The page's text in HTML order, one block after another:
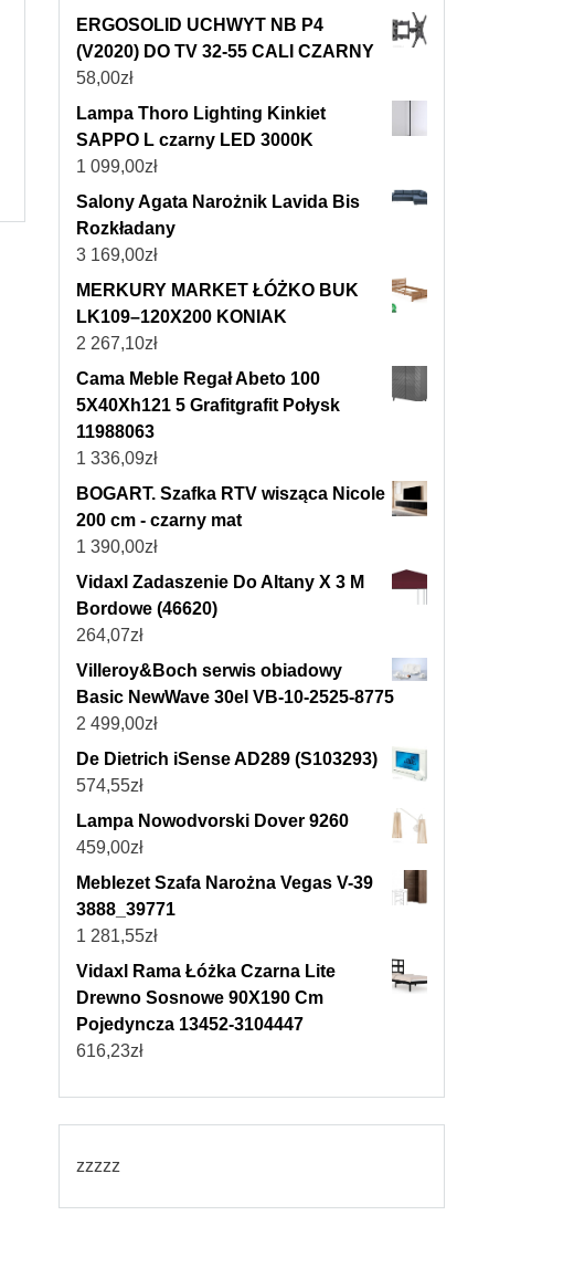
ERGOSOLID UCHWYT NB P4
(V2020) DO TV 32-55 CALI CZARNY
58,00zł
Lampa Thoro Lighting Kinkiet
SAPPO L czarny LED 3000K
1 099,00zł
Salony Agata Narożnik Lavida Bis
Rozkładany
3 169,00zł
MERKURY MARKET ŁÓŻKO BUK
LK109–120X200 KONIAK
2 267,10zł
Cama Meble Regał Abeto 100
5X40Xh121 5 Grafitgrafit Połysk
11988063
1 336,09zł
BOGART. Szafka RTV wisząca Nicole
200 cm - czarny mat
1 390,00zł
Vidaxl Zadaszenie Do Altany X 3 M
Bordowe (46620)
264,07zł
Villeroy&Boch serwis obiadowy
Basic NewWave 30el VB-10-2525-8775
2 499,00zł
De Dietrich iSense AD289 (S103293)
574,55zł
Lampa Nowodvorski Dover 9260
459,00zł
Meblezet Szafa Narożna Vegas V-39
3888_39771
1 281,55zł
Vidaxl Rama Łóżka Czarna Lite
Drewno Sosnowe 90X190 Cm
Pojedyncza 13452-3104447
616,23zł
zzzzz